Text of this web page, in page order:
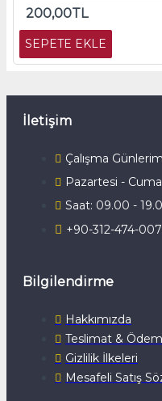
200,00TL
SEPETE EKLE
İletişim
Çalışma
Pazartesi - Cuma
Saat: 09.00 -
+90-312-474-
Bilgilendirme
Hakkımızda
Teslimat &
Gizlilik İlkeleri
Mesafeli Satış